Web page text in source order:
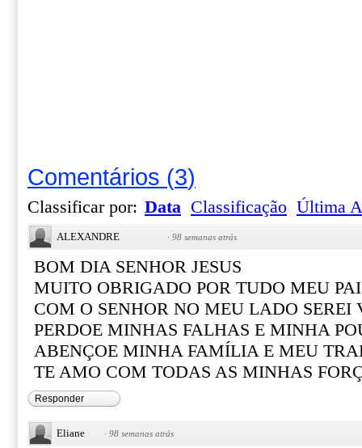
Comentários (3)
Classificar por: Data Classificação Última
ALEXANDRE · 98 semanas atrás
BOM DIA SENHOR JESUS
MUITO OBRIGADO POR TUDO MEU PAI
COM O SENHOR NO MEU LADO SEREI
PERDOE MINHAS FALHAS E MINHA
ABENÇOE MINHA FAMÍLIA E MEU
TE AMO COM TODAS AS MINHAS
Responder
Eliane · 98 semanas atrás